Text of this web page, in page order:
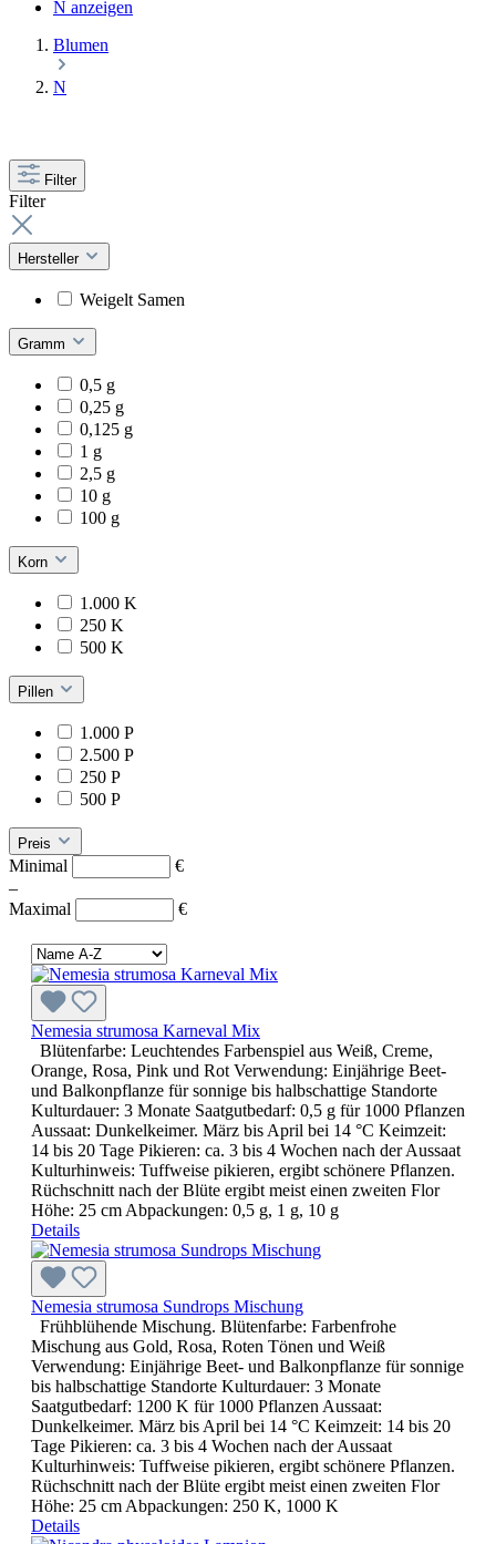
N anzeigen
Blumen
N
Filter
Filter
Hersteller
Weigelt Samen
Gramm
0,5 g
0,25 g
0,125 g
1 g
2,5 g
10 g
100 g
Korn
1.000 K
250 K
500 K
Pillen
1.000 P
2.500 P
250 P
500 P
Preis
Minimal
€
–
Maximal
€
Nemesia strumosa Karneval Mix
Blütenfarbe: Leuchtendes Farbenspiel aus Weiß, Creme,
Orange, Rosa, Pink und Rot Verwendung: Einjährige Beet-
und Balkonpflanze für sonnige bis halbschattige Standorte
Kulturdauer: 3 Monate Saatgutbedarf: 0,5 g für 1000 Pflanzen
Aussaat: Dunkelkeimer. März bis April bei 14 °C Keimzeit:
14 bis 20 Tage Pikieren: ca. 3 bis 4 Wochen nach der Aussaat
Kulturhinweis: Tuffweise pikieren, ergibt schönere Pflanzen.
Rüchschnitt nach der Blüte ergibt meist einen zweiten Flor
Höhe: 25 cm Abpackungen: 0,5 g, 1 g, 10 g
Details
Nemesia strumosa Sundrops Mischung
Frühblühende Mischung. Blütenfarbe: Farbenfrohe
Mischung aus Gold, Rosa, Roten Tönen und Weiß
Verwendung: Einjährige Beet- und Balkonpflanze für sonnige
bis halbschattige Standorte Kulturdauer: 3 Monate
Saatgutbedarf: 1200 K für 1000 Pflanzen Aussaat:
Dunkelkeimer. März bis April bei 14 °C Keimzeit: 14 bis 20
Tage Pikieren: ca. 3 bis 4 Wochen nach der Aussaat
Kulturhinweis: Tuffweise pikieren, ergibt schönere Pflanzen.
Rüchschnitt nach der Blüte ergibt meist einen zweiten Flor
Höhe: 25 cm Abpackungen: 250 K, 1000 K
Details